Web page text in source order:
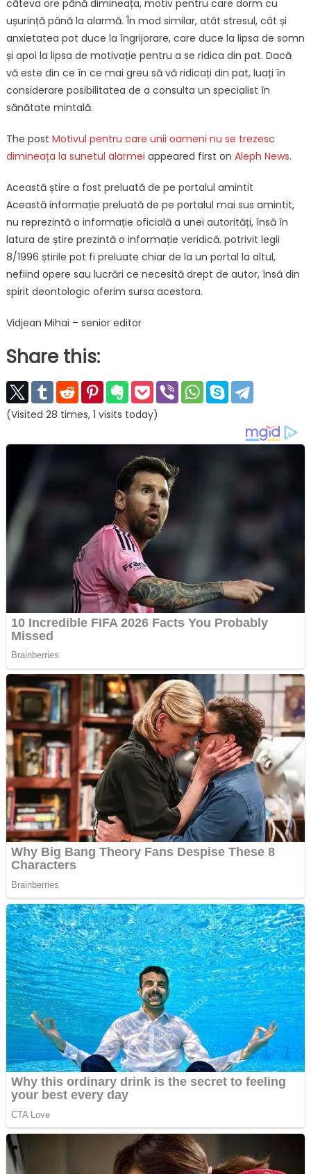
câteva ore până dimineața, motiv pentru care dorm cu
ușurință până la alarmă. În mod similar, atât stresul, cât și
anxietatea pot duce la îngrijorare, care duce la lipsa de somn
și apoi la lipsa de motivație pentru a se ridica din pat. Dacă
vă este din ce în ce mai greu să vă ridicați din pat, luați în
considerare posibilitatea de a consulta un specialist în
sănătate mintală.
The post Motivul pentru care unii oameni nu se trezesc
dimineața la sunetul alarmei appeared first on Aleph News.
Această știre a fost preluată de pe portalul amintit
Această informație preluată de pe portalul mai sus amintit,
nu reprezintă o informație oficială a unei autorități, însă în
latura de știre prezintă o informație veridică. potrivit legii
8/1996 știrile pot fi preluate chiar de la un portal la altul,
nefiind opere sau lucrări ce necesită drept de autor, însă din
spirit deontologic oferim sursa acestora.
Vidjean Mihai – senior editor
Share this:
(Visited 28 times, 1 visits today)